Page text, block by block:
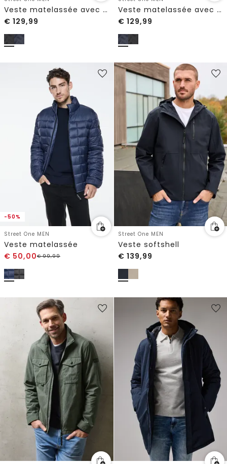
Veste matelassée avec manches en sweat
€ 129,99
Veste matelassée avec manches en sweat
€ 129,99
-50%
Street One MEN
Veste matelassée
€ 50,00€99,99
Street One MEN
Veste softshell
€ 139,99